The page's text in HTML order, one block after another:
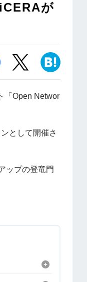
が
「Open Networ
として開催さ
ップの登竜門